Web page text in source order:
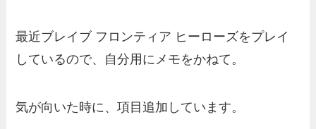
最近ブレイブ フロンティア ヒーローズをプレイ
しているので、自分用にメモをかねて。
気が向いた時に、項目追加しています。